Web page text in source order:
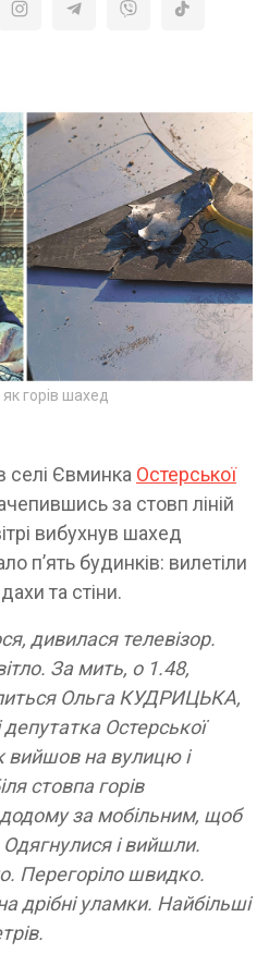
горів шахед
селі Євминка Остерської
за стовп ліній
вибухнув шахед
п’ять будинків: вилетіли
та стіни.
дивилася телевізор.
За мить, о 1.48,
Ольга КУДРИЦЬКА,
Остерської
вийшов на вулицю і
стовпа горів
додому за мобільним, щоб
і вийшли.
Перегоріло швидко.
дрібні уламки. Найбільші